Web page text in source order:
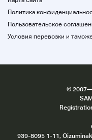
Политика
Пользовательское
Условия перевозки и
© 2007
939-8095 1-11,